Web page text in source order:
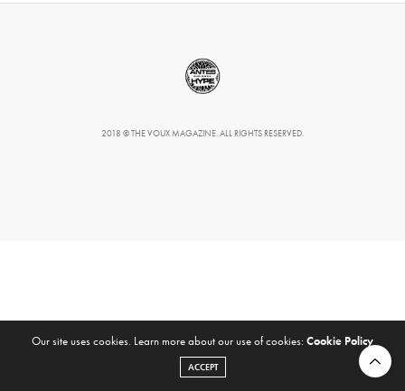
2018 © THE VOUX MAGAZINE. ALL RIGHTS RESERVED.
Our site uses cookies. Learn more about our use of cookies: Cookie Policy
ACCEPT